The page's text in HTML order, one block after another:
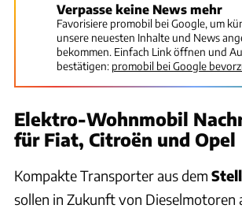
Verpasse keine News mehr
Favorisiere promobil bei Google, um
unsere neuesten Inhalte und News
bekommen. Einfach Link öffnen und
bestätigen: promobil bei Google
Elektro-Wohnmobil
für Fiat, Citroën und Opel
Kompakte Transporter aus dem
sollen in Zukunft von